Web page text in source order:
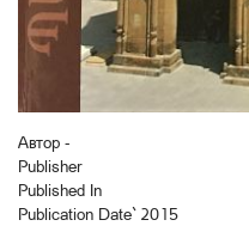
Автор -
Publisher
Published In
Publication Date` 2015